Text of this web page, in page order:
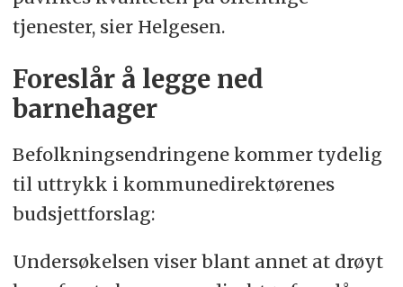
tjenester, sier Helgesen.
Foreslår å legge ned
barnehager
Befolkningsendringene kommer tydelig
til uttrykk i kommunedirektørenes
budsjettforslag:
Undersøkelsen viser blant annet at drøyt